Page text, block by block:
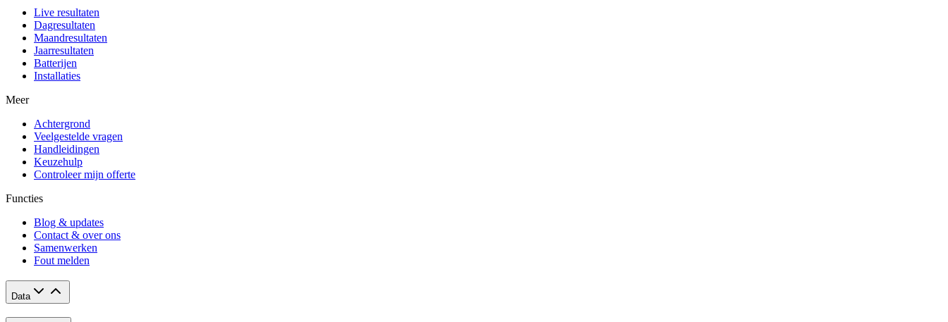
Live resultaten
Dagresultaten
Maandresultaten
Jaarresultaten
Batterijen
Installaties
Meer
Achtergrond
Veelgestelde vragen
Handleidingen
Keuzehulp
Controleer mijn offerte
Functies
Blog & updates
Contact & over ons
Samenwerken
Fout melden
Data